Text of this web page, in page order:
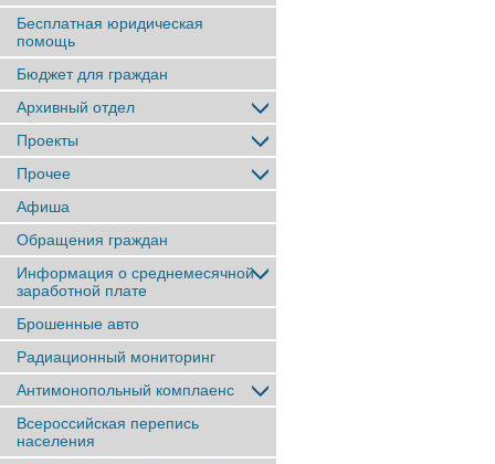
Бесплатная юридическая
помощь
Бюджет для граждан
Архивный отдел
Проекты
Прочее
Афиша
Обращения граждан
Информация о среднемесячной
заработной плате
Брошенные авто
Радиационный мониторинг
Антимонопольный комплаенс
Всероссийская перепись
населения